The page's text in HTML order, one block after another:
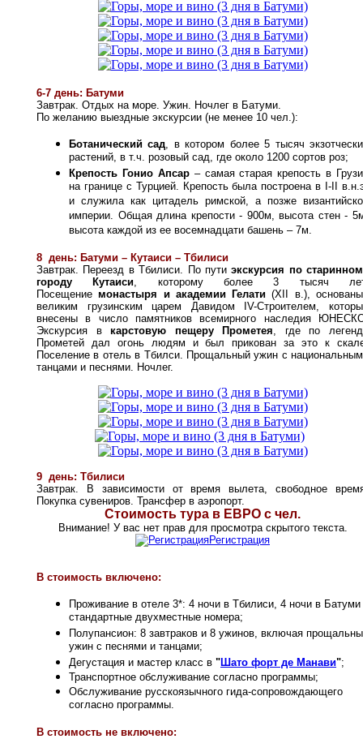
6-7 день: Батуми
Завтрак. Отдых на море. Ужин. Ночлег в Батуми.
По желанию выездные экскурсии (не менее 10 чел.):
Ботанический сад, в котором более 5 тысяч
растений, в т.ч. розовый сад, где около 1200 сортов роз;
Крепость Гонио Апсар – самая старая крепость в
на границе с Турцией. Крепость была построена в I-II
и служила как цитадель римской, а позже
империи. Общая длина крепости - 900м, высота стен -
высота каждой из ее восемнадцати башень – 7м.
8 день: Батуми – Кутаиси – Тбилиси
Завтрак. Переезд в Тбилиси. По путиэкскурсия по
городу Кутаиси, которому более 3 тысяч
Посещениемонастыря и академии Гелати (XII в.),
великим грузинским царем Давидом IV-Строителем,
внесены в число памятников всемирного наследия
Экскурсия вкарстовую пещеру Прометея, где по
Прометей дал огонь людям и был прикован за это к
Поселение в отель в Тбилси. Прощальный ужин с
танцами и песнями. Ночлег.
9 день: Тбилиси
Завтрак. В зависимости от время вылета, свободное
Покупка сувениров. Трансфер в аэропорт.
Стоимость тура в ЕВРО с чел.
Внимание! У вас нет прав для просмотра скрытого текста.
Регистрация
В стоимость включено:
Проживание в отеле 3*: 4 ночи в Тбилиси, 4 ночи в Батуми
стандартные двухместные номера;
Полупансион: 8 завтраков и 8 ужинов, включая
ужин с песнями и танцами;
Дегустация и мастер класс в "Шато форт де Манави";
Транспортное обслуживание согласно программы;
Обслуживание русскоязычного гида-сопровождающего
согласно программы.
В стоимость не включено: